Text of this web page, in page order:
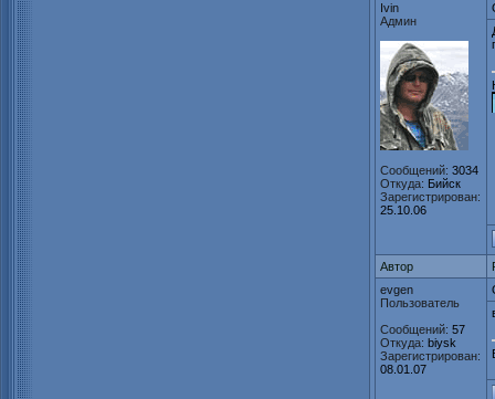
Ivin
Админ
Сообщений: 3034
Откуда: Бийск
Зарегистрирован:
25.10.06
Автор
evgen
Пользователь
Сообщений: 57
Откуда: biysk
Зарегистрирован:
08.01.07